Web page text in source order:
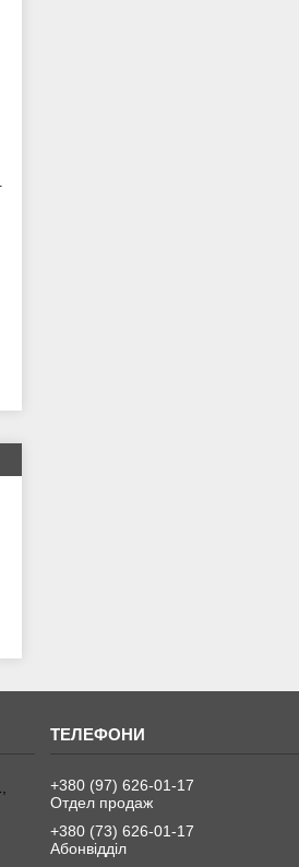
+380 (97) 626-01-17
Отдел продаж
+380 (73) 626-01-17
Абонвідділ